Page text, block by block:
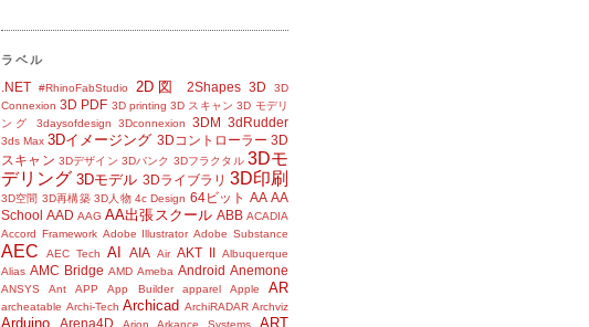
ラベル
.NET #RhinoFabStudio 2D図 2Shapes 3D
3D
Connexion 3D PDF 3D printing 3D スキャン 3D モデリ
ング
3daysofdesign 3Dconnexion 3DM 3dRudder
3ds Max 3Dイメージング 3Dコントローラー 3D
スキャン 3Dデザイン 3Dバンク 3Dフラクタル 3Dモ
デリング 3Dモデル 3Dライブラリ 3D印刷
3D空間 3D再構築 3D人物 4c Design 64ビット AA AA
School AAD AAG AA出張スクール ABB ACADIA
Accord Framework Adobe Illustrator Adobe Substance
AEC AEC Tech AI AIA Air AKT II Albuquerque
Alias AMC Bridge AMD Ameba Android Anemone
ANSYS Ant APP App Builder apparel Apple AR
archeatable Archi-Tech Archicad ArchiRADAR Archviz
Arduino Arena4D Arion Arkance Systems
ART